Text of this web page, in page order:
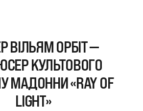
ВІЛЬЯМ ОРБІТ —
КУЛЬТОВОГО
МАДОННИ «RAY OF
LIGHT»